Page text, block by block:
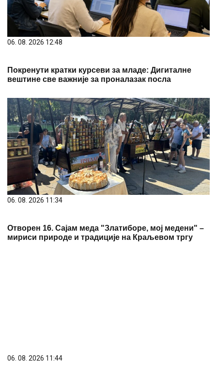
06. 08. 2026 12:48
Покренути кратки курсеви за младе: Дигиталне
вештине све важније за проналазак посла
06. 08. 2026 11:34
Отворен 16. Сајам меда "Златиборе, мој медени" –
мириси природе и традиције на Краљевом тргу
06. 08. 2026 11:44